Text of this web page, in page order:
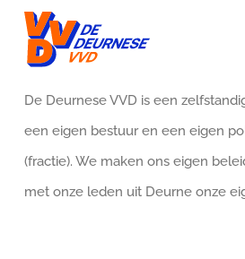
De Deurnese VVD is een
een eigen bestuur en een eigen
(fractie). We maken ons eigen
met onze leden uit Deurne onze